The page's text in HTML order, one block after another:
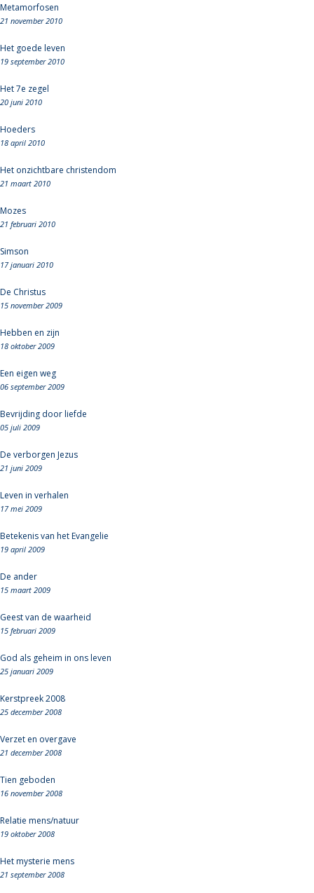
Metamorfosen
21 november 2010
Het goede leven
19 september 2010
Het 7e zegel
20 juni 2010
Hoeders
18 april 2010
Het onzichtbare christendom
21 maart 2010
Mozes
21 februari 2010
Simson
17 januari 2010
De Christus
15 november 2009
Hebben en zijn
18 oktober 2009
Een eigen weg
06 september 2009
Bevrijding door liefde
05 juli 2009
De verborgen Jezus
21 juni 2009
Leven in verhalen
17 mei 2009
Betekenis van het Evangelie
19 april 2009
De ander
15 maart 2009
Geest van de waarheid
15 februari 2009
God als geheim in ons leven
25 januari 2009
Kerstpreek 2008
25 december 2008
Verzet en overgave
21 december 2008
Tien geboden
16 november 2008
Relatie mens/natuur
19 oktober 2008
Het mysterie mens
21 september 2008